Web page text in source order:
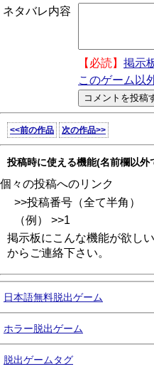
ネタバレ内容
【必読】 掲示
このゲーム以
<<前の作品 次の作品>>
投稿時に使える機能(名前欄以外
個々の投稿へのリンク
>>投稿番号（全て半角）
（例） >>1
掲示板にこんな機能が欲し
からご連絡下さい。
日本語無料脱出ゲーム
ホラー脱出ゲーム
脱出ゲームタグ